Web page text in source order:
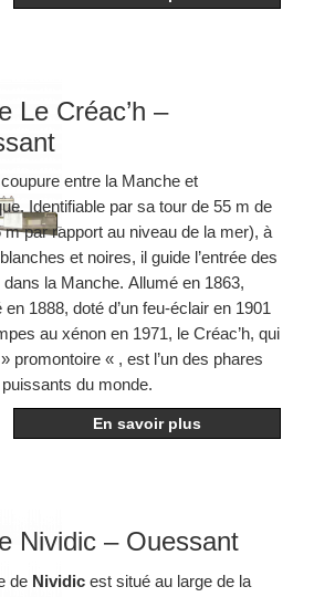
Le Créac’h –
coupure entre la Manche et
Identifiable par sa tour de 55 m de
m par rapport au niveau de la mer), à
et noires, il guide l’entrée des
dans la Manche. Allumé en 1863,
en 1888, doté d’un feu-éclair en 1901
au xénon en 1971, le Créac’h, qui
promontoire « , est l’un des phares
du monde.
En savoir plus
Nividic – Ouessant
de Nividicest situé au large de la